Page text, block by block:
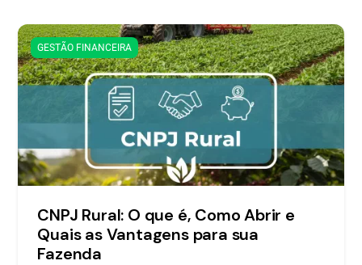
GESTÃO FINANCEIRA
CNPJ Rural: O que é, Como Abrir e
Quais as Vantagens para sua
Fazenda